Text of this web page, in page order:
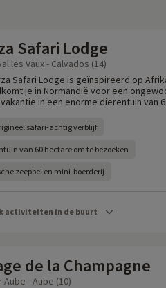
Safari Lodge
les Vaux - Calvados (14)
Safari Lodge is geïnspireerd op
je in Normandië voor een
in een enorme dierentuin van
safari-achtig verblijf
van 60 hectare om te bezoeken
zeepbel en mini-boerderij
activiteiten in de buurt
de la Champagne
Aube - Aube (10)